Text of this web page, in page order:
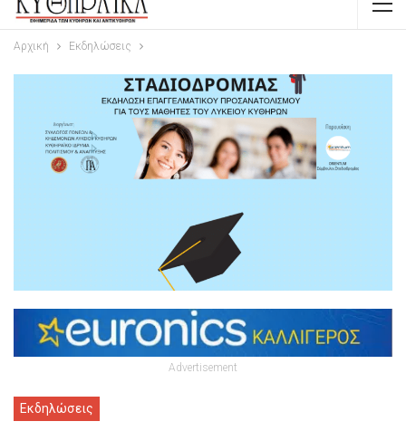
Αρχική Εκδηλώσεις
Advertisement
Εκδηλώσεις